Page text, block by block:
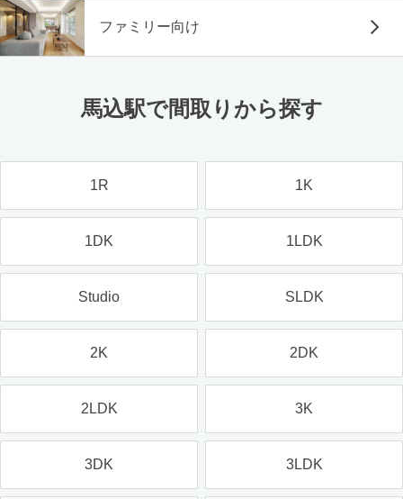
ファミリー向け
馬込駅で間取りから探す
1R 1K
1DK 1LDK
Studio SLDK
2K 2DK
2LDK 3K
3DK 3LDK